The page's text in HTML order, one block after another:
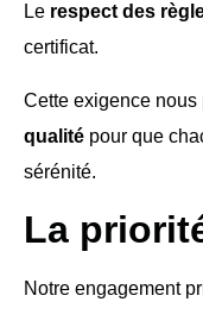
Le respect des
certificat.
Cette exigence nous
qualité pour que
sérénité.
La
Notre engagement